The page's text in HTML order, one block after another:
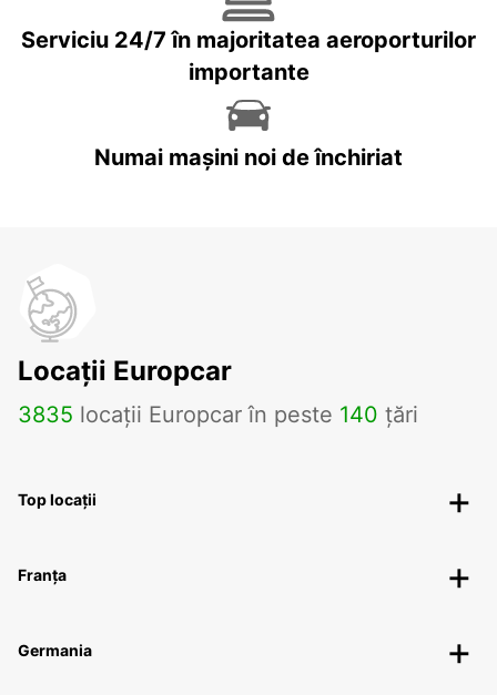
Serviciu 24/7 în majoritatea aeroporturilor
importante
Numai mașini noi de închiriat
Locații Europcar
3835 locații Europcar în peste 140 țări
Top locații
Franța
Germania